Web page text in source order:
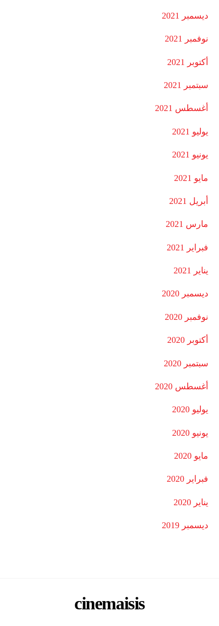
ديسمبر 2021
نوفمبر 2021
أكتوبر 2021
سبتمبر 2021
أغسطس 2021
يوليو 2021
يونيو 2021
مايو 2021
أبريل 2021
مارس 2021
فبراير 2021
يناير 2021
ديسمبر 2020
نوفمبر 2020
أكتوبر 2020
سبتمبر 2020
أغسطس 2020
يوليو 2020
يونيو 2020
مايو 2020
فبراير 2020
يناير 2020
ديسمبر 2019
cinemaisis